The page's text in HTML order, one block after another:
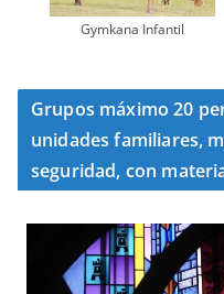
Gymkana Infantil
Grupos máximo 20
unidades familiares,
seguridad, con